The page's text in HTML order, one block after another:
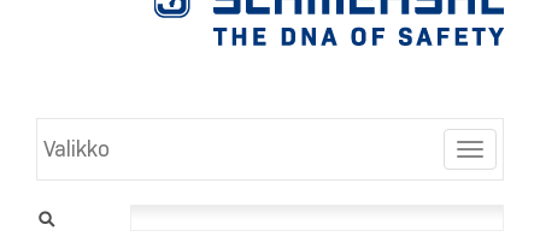
Toggle
Valikko